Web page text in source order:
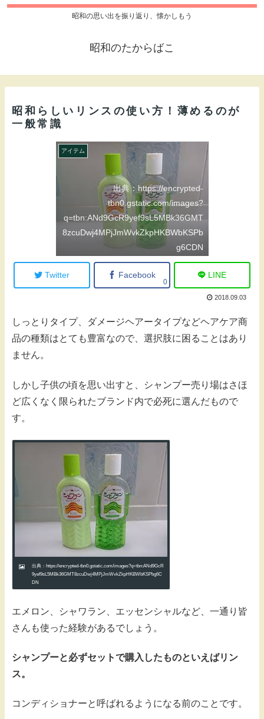
昭和の思い出を振り返り、懐かしもう
昭和のたからばこ
昭和らしいリンスの使い方！薄めるのが
一般常識
アイテム
出典：https://encrypted-
tbn0.gstatic.com/images?
q=tbn:ANd9GcR9yef9sL5MBk36GMT
8zcuDwj4MPjJmWvkZkpHKBWbKSPb
g6CDN
Twitter Facebook
0
LINE
2018.09.03
しっとりタイプ、ダメージヘアータイプなどヘアケア商
品の種類はとても豊富なので、選択肢に困ることはあり
ません。
しかし子供の頃を思い出すと、シャンプー売り場はさほ
ど広くなく限られたブランド内で必死に選んだもので
す。
出典：https://encrypted-tbn0.gstatic.com/images?q=tbn:ANd9GcR
9yef9sL5MBk36GMT8zcuDwj4MPjJmWvkZkpHKBWbKSPbg6C
DN
エメロン、シャワラン、エッセンシャルなど、一通り皆
さんも使った経験があるでしょう。
シャンプーと必ずセットで購入したものといえばリン
ス。
コンディショナーと呼ばれるようになる前のことです。